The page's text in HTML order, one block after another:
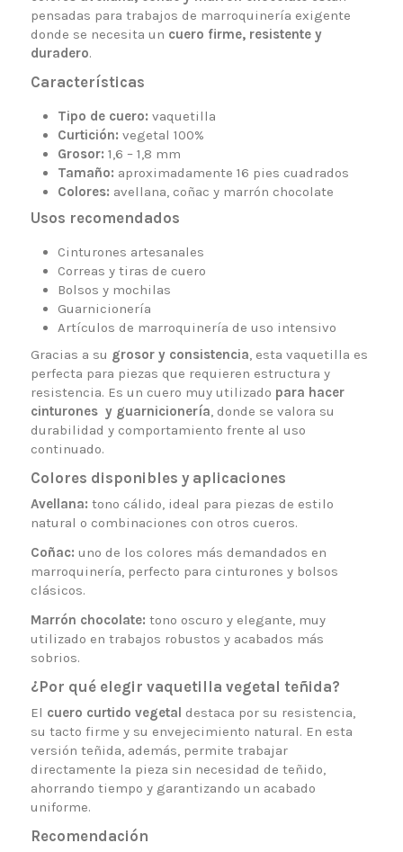
pensadas para trabajos de marroquinería exigente
donde se necesita un cuero firme, resistente y
duradero.
Características
Tipo de cuero: vaquetilla
Curtición: vegetal 100%
Grosor: 1,6 – 1,8 mm
Tamaño: aproximadamente 16 pies cuadrados
Colores: avellana, coñac y marrón chocolate
Usos recomendados
Cinturones artesanales
Correas y tiras de cuero
Bolsos y mochilas
Guarnicionería
Artículos de marroquinería de uso intensivo
Gracias a su grosor y consistencia, esta vaquetilla es
perfecta para piezas que requieren estructura y
resistencia. Es un cuero muy utilizado para hacer
cinturones y guarnicionería, donde se valora su
durabilidad y comportamiento frente al uso
continuado.
Colores disponibles y aplicaciones
Avellana: tono cálido, ideal para piezas de estilo
natural o combinaciones con otros cueros.
Coñac: uno de los colores más demandados en
marroquinería, perfecto para cinturones y bolsos
clásicos.
Marrón chocolate: tono oscuro y elegante, muy
utilizado en trabajos robustos y acabados más
sobrios.
¿Por qué elegir vaquetilla vegetal teñida?
El cuero curtido vegetal destaca por su resistencia,
su tacto firme y su envejecimiento natural. En esta
versión teñida, además, permite trabajar
directamente la pieza sin necesidad de teñido,
ahorrando tiempo y garantizando un acabado
uniforme.
Recomendación